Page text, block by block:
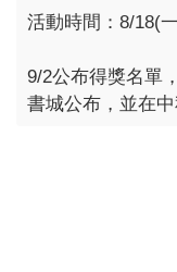
活動時間：8/18(
9/2公布得獎名單
書城公布，並在